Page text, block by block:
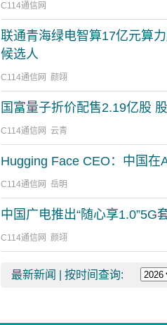
C114通信网
联通青海绿电智算17亿元算
候选人
C114通信网 颜翊
国富量子折价配售2.19亿股
C114通信网 云青
Hugging Face CEO：中国在
C114通信网 岳明
中国广电推出“随心享1.0”5G
C114通信网 颜翊
最新新闻 | 按时间查询: